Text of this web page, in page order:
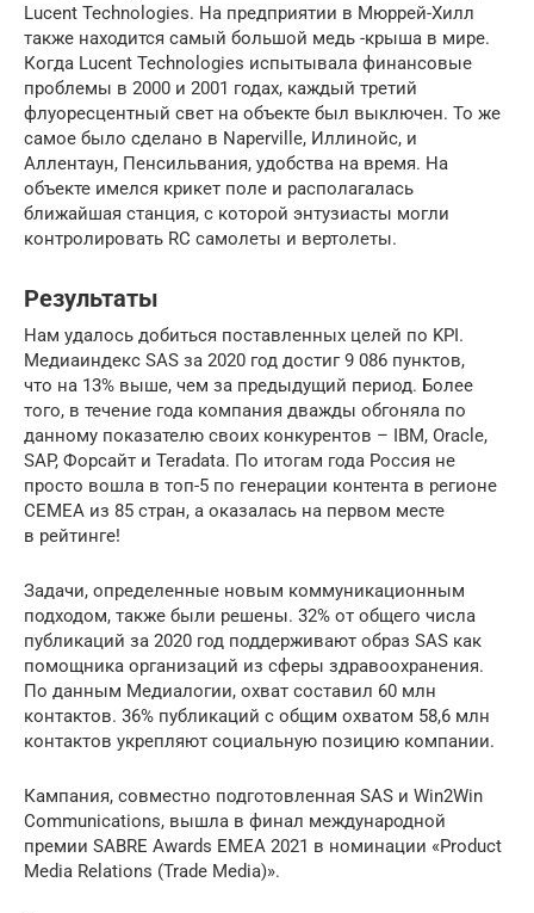
Lucent Technologies. На предприятии в Мюррей-Хилл
также находится самый большой медь -крыша в мире.
Когда Lucent Technologies испытывала финансовые
проблемы в 2000 и 2001 годах, каждый третий
флуоресцентный свет на объекте был выключен. То же
самое было сделано в Naperville, Иллинойс, и
Аллентаун, Пенсильвания, удобства на время. На
объекте имелся крикет поле и располагалась
ближайшая станция, с которой энтузиасты могли
контролировать RC самолеты и вертолеты.
Результаты
Нам удалось добиться поставленных целей по KPI.
Медиаиндекс SAS за 2020 год достиг 9 086 пунктов,
что на 13% выше, чем за предыдущий период. Более
того, в течение года компания дважды обгоняла по
данному показателю своих конкурентов – IBM, Oracle,
SAP, Форсайт и Teradata. По итогам года Россия не
просто вошла в топ-5 по генерации контента в регионе
CЕМЕА из 85 стран, а оказалась на первом месте
в рейтинге!
Задачи, определенные новым коммуникационным
подходом, также были решены. 32% от общего числа
публикаций за 2020 год поддерживают образ SAS как
помощника организаций из сферы здравоохранения.
По данным Медиалогии, охват составил 60 млн
контактов. 36% публикаций с общим охватом 58,6 млн
контактов укрепляют социальную позицию компании.
Кампания, совместно подготовленная SAS и Win2Win
Communications, вышла в финал международной
премии SABRE Awards EMEA 2021 в номинации «Product
Media Relations (Trade Media)».